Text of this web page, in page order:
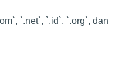
`.net`, `.id`, `.org`, dan